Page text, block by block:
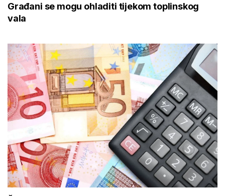
Građani se mogu ohladiti tijekom toplinskog
vala